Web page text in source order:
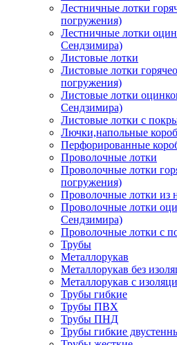
Лестничные лотки
погружения)
Лестничные лотки
Сендзимира)
Листовые лотки
Листовые лотки
погружения)
Листовые лотки
Сендзимира)
Листовые лотки с
Лючки,напольные
Перфорированные
Проволочные лотки
Проволочные лотки
погружения)
Проволочные лотки из
Проволочные лотки
Сендзимира)
Проволочные лотки с
Трубы
Металлорукав
Металлорукав без
Металлорукав с
Трубы гибкие
Трубы ПВХ
Трубы ПНД
Трубы гибкие